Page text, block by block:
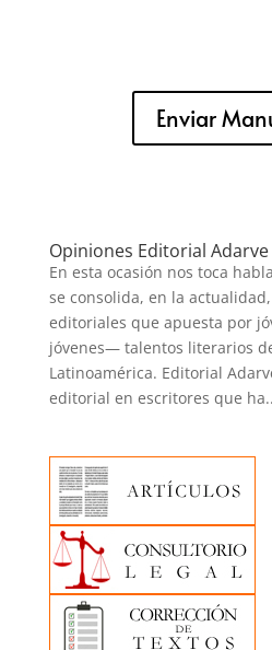
Enviar
Opiniones Editorial Adarve
En esta ocasión nos toca
se consolida, en la
editoriales que apuesta por
jóvenes— talentos literarios
Latinoamérica. Editorial
editorial en escritores que